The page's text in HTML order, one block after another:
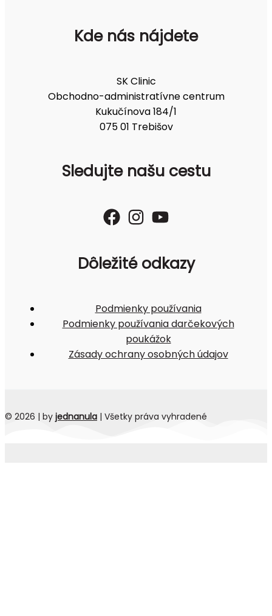
Kde nás nájdete
SK Clinic
Obchodno-administratívne centrum
Kukučínova 184/1
075 01 Trebišov
Sledujte našu cestu
Dôležité odkazy
Podmienky používania
Podmienky používania darčekových
poukážok
Zásady ochrany osobných údajov
© 2026 | by jednanula | Všetky práva vyhradené